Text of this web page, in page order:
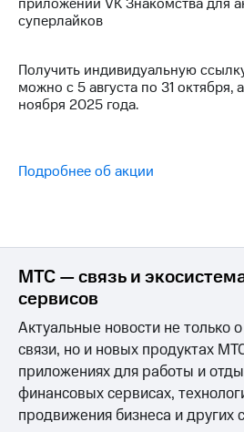
Выбрать
Заменить
SIM-
Перейти
на
Выберите
ТВ
с выгодным
тарифом
Тарифы
Интернет,
ТВ и телефон
для дома
Интернет,
Услуги
интернета
кабинет
ТВ
Скачать
Мой
МТС
Акции
Видеонаблюдение
суперлайков
Получить индивидуальную
можно с 5 августа по 31 октября,
ноября 2025 года.
Подробнее об акции
МТС — связь и
сервисов
Актуальные новости не только
связи, но и новых продуктах
приложениях для работы и
финансовых сервисах,
продвижения бизнеса и других